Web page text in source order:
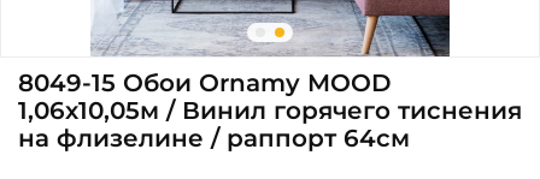
8049-15 Обои Ornamy MOOD
1,06х10,05м / Винил горячего тиснения
на флизелине / раппорт 64см